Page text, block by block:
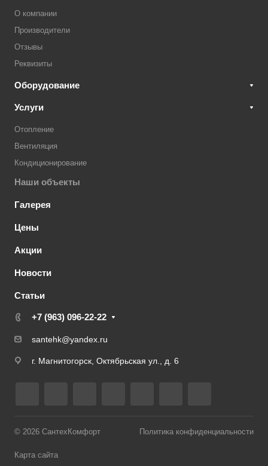
О компании
Производители
Отзывы
Реквизиты
Оборудование
Услуги
Отопление
Вентиляция
Кондиционирование
Наши объекты
Галерея
Цены
Акции
Новости
Статьи
+7 (963) 096-22-22
santehk@yandex.ru
г. Магнитогорск, Октябрьская ул., д. 6
© 2026 СантехКомфорт Политика конфиденциальности
Карта сайта